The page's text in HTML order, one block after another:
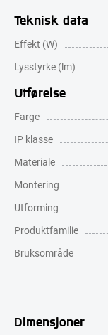
Teknisk data
Effekt (W)
Lysstyrke (lm)
Utførelse
Farge
IP klasse
Materiale
Montering
Utforming
Produktfamilie
Bruksområde
Dimensjoner